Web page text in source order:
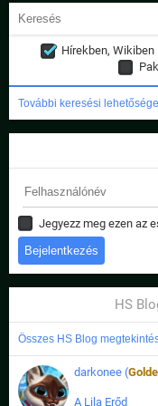
Hírekben, Wikiben
További keresési
Jegyezz meg ezen az
HS
Összes HS Blog
darkonee (
A Lila Erőd